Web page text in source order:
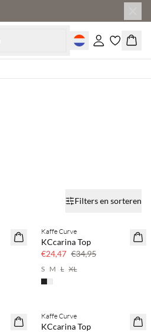
Inloggen
Filters en sorteren
SAVE20
Kaffe Curve
KCcarina Top
€24,47 €34,95
S M L XL
SAVE20
Kaffe Curve
KCcarina Top